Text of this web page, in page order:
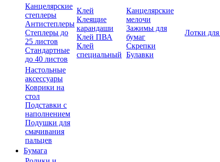
Канцелярские
степлеры
Антистеплеры
Степлеры до
25 листов
Стандартные
до 40 листов
Клей
Клеящие
карандаши
Клей ПВА
Клей
специальный
Канцелярские
мелочи
Зажимы для
бумаг
Скрепки
Булавки
Лотки
Настольные
аксессуары
Коврики на
стол
Подставки с
наполнением
Подушки для
смачивания
пальцев
Бумага